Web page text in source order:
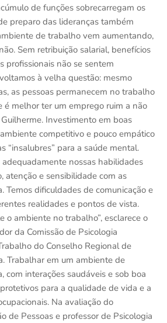
de funções sobrecarregam os
preparo das lideranças também
de trabalho vem aumentando,
Sem retribuição salarial, benefícios
profissionais não se sentem
à velha questão: mesmo
as pessoas permanecem no trabalho
é melhor ter um emprego ruim a não
Investimento em boas
competitivo e pouco empático
“insalubres” para a saúde mental.
nossas habilidades
atenção e sensibilidade com as
Temos dificuldades de comunicação e
realidades e pontos de vista.
o ambiente no trabalho”, esclarece o
da Comissão de Psicologia
do Conselho Regional de
Trabalhar em um ambiente de
com interações saudáveis e sob boa
para a qualidade de vida e a
Na avaliação do
de Pessoas e professor de Psicologia